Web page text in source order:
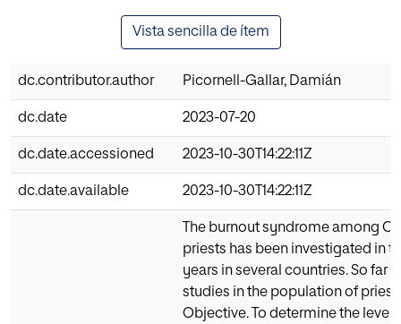
Vista sencilla de ítem
dc.contributor.author Picornell-Gallar, Damián
dc.date 2023-07-20
dc.date.accessioned 2023-10-30T14:22:11Z
dc.date.available 2023-10-30T14:22:11Z
The burnout syndrome among
priests has been investigated in
years in several countries. So far
studies in the population of
Objective. To determine the level